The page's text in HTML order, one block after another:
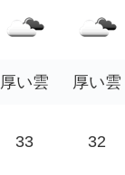
厚い雲 厚い雲
33 32